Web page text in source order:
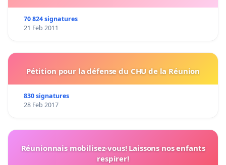
70 824 signatures
21 Feb 2011
Pétition pour la défense du CHU de la Réunion
830 signatures
28 Feb 2017
Réunionnais mobilisez-vous! Laissons nos enfants
respirer!